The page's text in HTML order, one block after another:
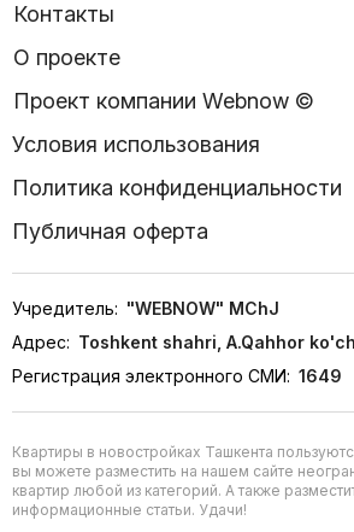
Контакты
О проекте
Проект компании Webnow ©
Условия использования
Политика конфиденциальности
Публичная оферта
Учредитель: "WEBNOW" MChJ
Адрес: Toshkent shahri, A.Qahhor
Регистрация электронного СМИ: 1649
Квартиры в новостройках Ташкента
вы можете разместить на нашем сайте
квартир любой из категорий. А также
информационные статьи. Удачи!